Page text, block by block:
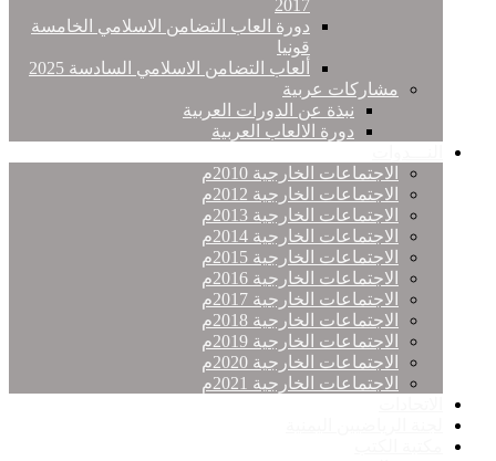
2017
دورة العاب التضامن الاسلامي الخامسة
قونيا
ألعاب التضامن الاسلامي السادسة 2025
مشاركات عربية
نبذة عن الدورات العربية
دورة الالعاب العربية
الاجتماعات الخارجية 2010م
الاجتماعات الخارجية 2012م
الاجتماعات الخارجية 2013م
الاجتماعات الخارجية 2014م
الاجتماعات الخارجية 2015م
الاجتماعات الخارجية 2016م
الاجتماعات الخارجية 2017م
الاجتماعات الخارجية 2018م
الاجتماعات الخارجية 2019م
الاجتماعات الخارجية 2020م
الاجتماعات الخارجية 2021م